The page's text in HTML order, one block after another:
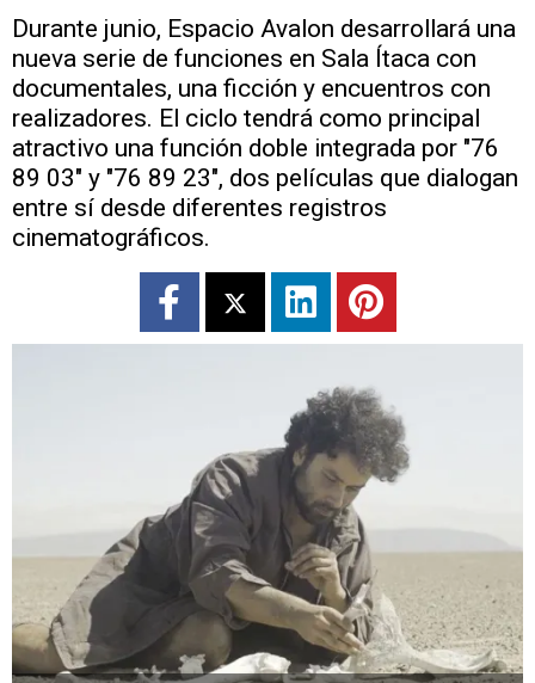
Durante junio, Espacio Avalon desarrollará una
nueva serie de funciones en Sala Ítaca con
documentales, una ficción y encuentros con
realizadores. El ciclo tendrá como principal
atractivo una función doble integrada por "76
89 03" y "76 89 23", dos películas que dialogan
entre sí desde diferentes registros
cinematográficos.